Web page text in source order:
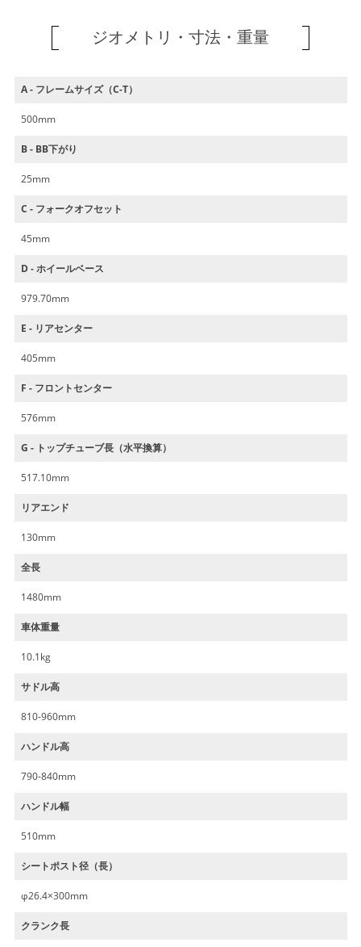
ジオメトリ・寸法・重量
A - フレームサイズ（C-T）
500mm
B - BB下がり
25mm
C - フォークオフセット
45mm
D - ホイールベース
979.70mm
E - リアセンター
405mm
F - フロントセンター
576mm
G - トップチューブ長（水平換算）
517.10mm
リアエンド
130mm
全長
1480mm
車体重量
10.1kg
サドル高
810-960mm
ハンドル高
790-840mm
ハンドル幅
510mm
シートポスト径（長）
φ26.4×300mm
クランク長